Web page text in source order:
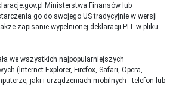
Ministerstwa Finansów lub
go do swojego US tradycyjnie w wersji
zapisanie wypełnionej deklaracji PIT w pliku
we wszystkich najpopularniejszych
(Internet Explorer, Firefox, Safari, Opera,
jaki i urządzeniach mobilnych - telefon lub